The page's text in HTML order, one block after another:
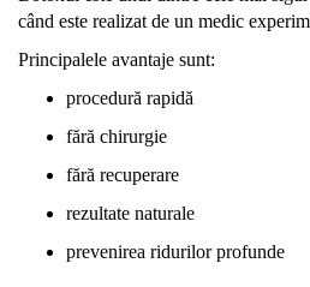
când este realizat de un medic
Principalele avantaje sunt:
procedură rapidă
fără chirurgie
fără recuperare
rezultate naturale
prevenirea ridurilorprofunde